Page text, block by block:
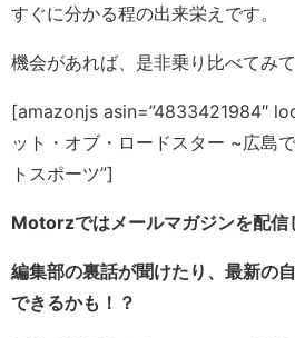
すぐに分かる程の出来栄えです。
機会があれば、是非乗り比べてみて
[amazonjs asin=”4833421984″
ット・オブ・ロードスター ~広島
トスポーツ”]
Motorzではメールマガジンを配信
編集部の裏話が聞けたり、最新の
できるかも！？